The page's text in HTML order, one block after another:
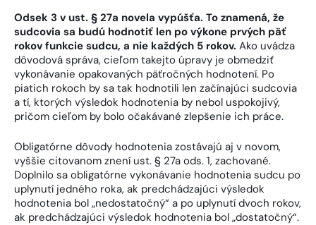
Odsek 3 v ust. § 27a novela vypúšťa. To znamená, že
sudcovia sa budú hodnotiť len po výkone prvých päť
rokov funkcie sudcu, a nie každých 5 rokov. Ako uvádza
dôvodová správa, cieľom takejto úpravy je obmedziť
vykonávanie opakovaných päťročných hodnotení. Po
piatich rokoch by sa tak hodnotili len začínajúci sudcovia
a tí, ktorých výsledok hodnotenia by nebol uspokojivý,
pričom cieľom by bolo očakávané zlepšenie ich práce.
Obligatórne dôvody hodnotenia zostávajú aj v novom,
vyššie citovanom znení ust. § 27a ods. 1, zachované.
Doplnilo sa obligatórne vykonávanie hodnotenia sudcu po
uplynutí jedného roka, ak predchádzajúci výsledok
hodnotenia bol „nedostatočný“ a po uplynutí dvoch rokov,
ak predchádzajúci výsledok hodnotenia bol „dostatočný“.